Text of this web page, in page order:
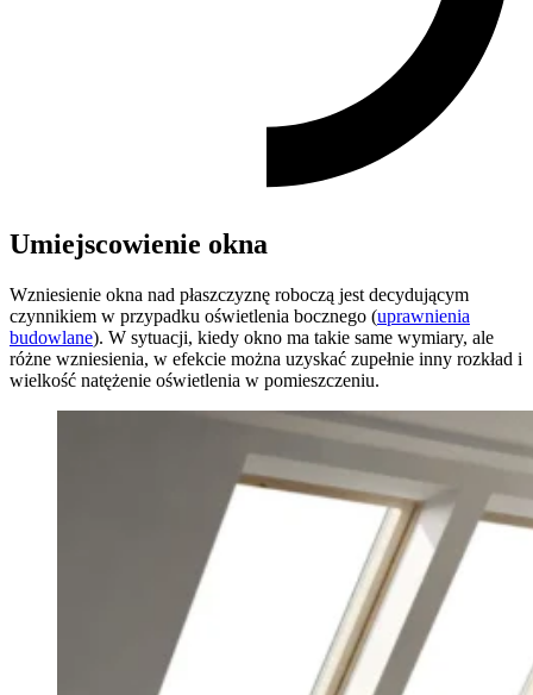
Umiejscowienie okna
Wzniesienie okna nad płaszczyznę roboczą jest decydującym
czynnikiem w przypadku oświetlenia bocznego (uprawnienia
budowlane). W sytuacji, kiedy okno ma takie same wymiary, ale
różne wzniesienia, w efekcie można uzyskać zupełnie inny rozkład i
wielkość natężenie oświetlenia w pomieszczeniu.